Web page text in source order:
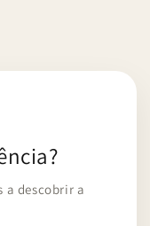
a descobrir a